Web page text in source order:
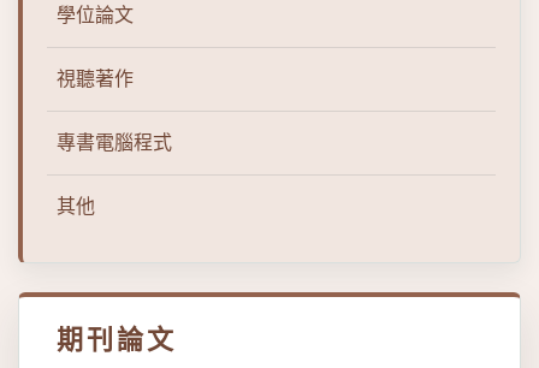
學位論文
視聽著作
專書電腦程式
其他
期刊論文